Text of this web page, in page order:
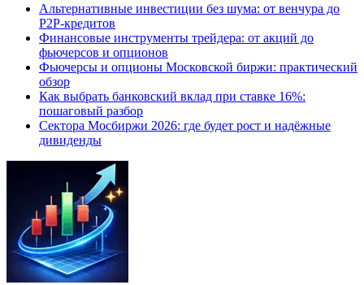
Альтернативные инвестиции без шума: от венчура до
P2P-кредитов
Финансовые инструменты трейдера: от акций до
фьючерсов и опционов
Фьючерсы и опционы Московской биржи: практический
обзор
Как выбрать банковский вклад при ставке 16%:
пошаговый разбор
Сектора Мосбиржи 2026: где будет рост и надёжные
дивиденды